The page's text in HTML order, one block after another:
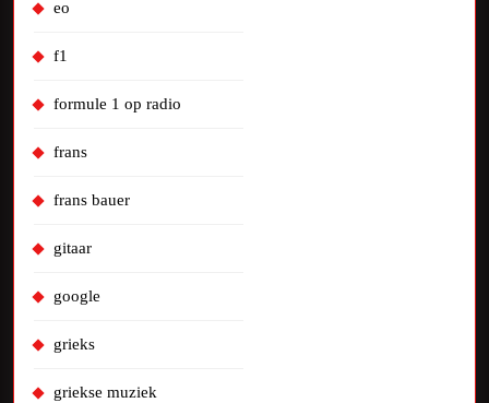
eo
f1
formule 1 op radio
frans
frans bauer
gitaar
google
grieks
griekse muziek